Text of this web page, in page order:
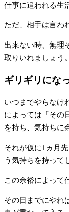
仕事に追われる生
ただ、相手は言わ
出来ない時、無理
取りいれましょう。
ギリギリにな
いつまでやらなけ
によっては「その
を持ち、気持ちに
それが仮に1ヵ月
う気持ちを持って
この余裕によって
その日までにやれ